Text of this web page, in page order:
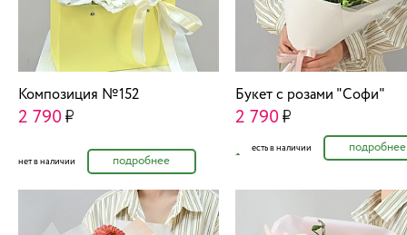
Композиция №152
2 790
нет в наличии подробнее
Букет с розами "Софи"
2 790
есть в наличии подробнее